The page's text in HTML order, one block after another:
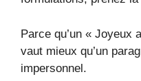
Parce qu’un « Joyeux
vaut mieux qu’un
impersonnel.